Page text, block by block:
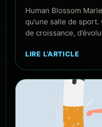
Human Blossom
qu’une salle de sport.
de croissance,
LIRE L’ARTICLE